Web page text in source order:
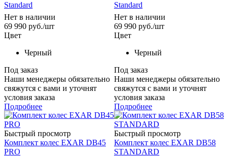
Standard
Нет в наличии
69 990 руб./шт
Цвет
Черный
Под заказ
Наши менеджеры обязательно
свяжутся с вами и уточнят
условия заказа
Подробнее
Standard
Нет в наличии
69 990 руб./шт
Цвет
Черный
Под заказ
Наши менеджеры обязательно
свяжутся с вами и уточнят
условия заказа
Подробнее
Быстрый просмотр
Комплект колес EXAR DB45
PRO
Быстрый просмотр
Комплект колес EXAR DB58
STANDARD